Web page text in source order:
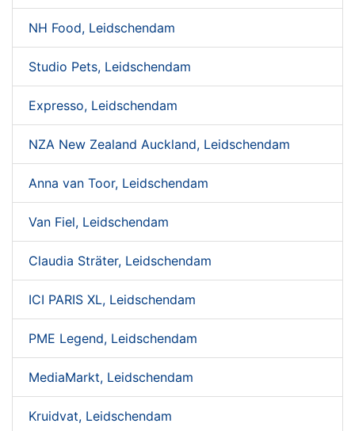
NH Food, Leidschendam
Studio Pets, Leidschendam
Expresso, Leidschendam
NZA New Zealand Auckland, Leidschendam
Anna van Toor, Leidschendam
Van Fiel, Leidschendam
Claudia Sträter, Leidschendam
ICI PARIS XL, Leidschendam
PME Legend, Leidschendam
MediaMarkt, Leidschendam
Kruidvat, Leidschendam